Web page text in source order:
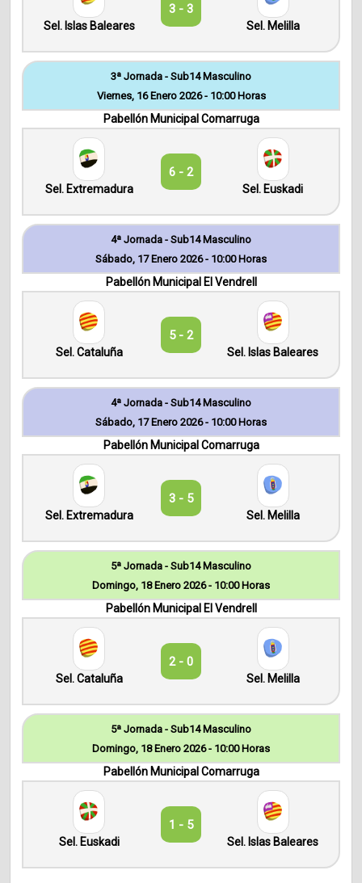
Sel. Islas Baleares
3 - 3
Sel. Melilla
3ª Jornada - Sub14 Masculino
Viernes, 16 Enero 2026 - 10:00 Horas
Pabellón Municipal Comarruga
Sel. Extremadura
6 - 2
Sel. Euskadi
4ª Jornada - Sub14 Masculino
Sábado, 17 Enero 2026 - 10:00 Horas
Pabellón Municipal El Vendrell
Sel. Cataluña
5 - 2
Sel. Islas Baleares
4ª Jornada - Sub14 Masculino
Sábado, 17 Enero 2026 - 10:00 Horas
Pabellón Municipal Comarruga
Sel. Extremadura
3 - 5
Sel. Melilla
5ª Jornada - Sub14 Masculino
Domingo, 18 Enero 2026 - 10:00 Horas
Pabellón Municipal El Vendrell
Sel. Cataluña
2 - 0
Sel. Melilla
5ª Jornada - Sub14 Masculino
Domingo, 18 Enero 2026 - 10:00 Horas
Pabellón Municipal Comarruga
Sel. Euskadi
1 - 5
Sel. Islas Baleares